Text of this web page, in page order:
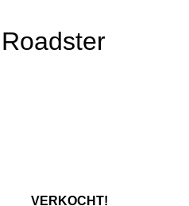
VERKOCHT!